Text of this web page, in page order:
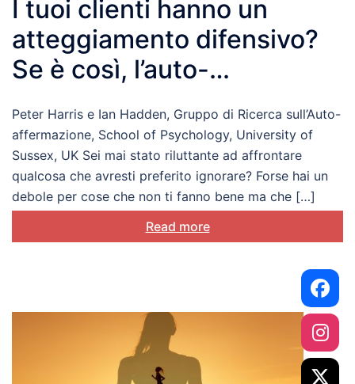
I tuoi clienti hanno un
atteggiamento difensivo?
Se è così, l’auto-
essere utile
Peter Harris e Ian Hadden, Gruppo di Ricerca sull’Auto-
affermazione, School of Psychology, University of
Sussex, UK Sei mai stato riluttante ad affrontare
qualcosa che avresti preferito ignorare? Forse hai un
debole per cose che non ti fanno bene ma che […]
Read more